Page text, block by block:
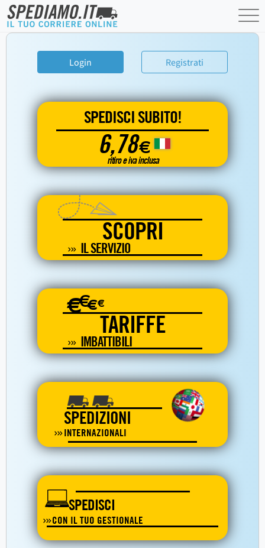
Login Registrati
SPEDISCI SUBITO!
6,78€
ritiro e iva inclusa
SCOPRI
IL SERVIZIO
€€€€
TARIFFE
IMBATTIBILI
SPEDIZIONI
INTERNAZIONALI
SPEDISCI
CON IL TUO GESTIONALE